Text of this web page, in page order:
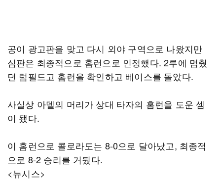
공이 광고판을 맞고 다시 외야 구역으로 나왔지만
심판은 최종적으로 홈런으로 인정했다. 2루에 멈췄
던 럼필드고 홈런을 확인하고 베이스를 돌았다.
사실상 아델의 머리가 상대 타자의 홈런을 도운 셈
이 됐다.
이 홈런으로 콜로라도는 8-0으로 달아났고, 최종적
으로 8-2 승리를 거뒀다.
<뉴시스>